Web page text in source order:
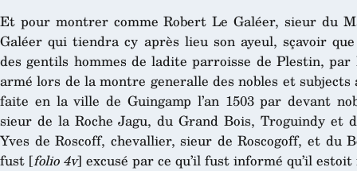
Et pour montrer comme Robert Le Galéer, sieur du
Galéer qui tiendra cy après lieu son ayeul, sçavoir
des gentils hommes de ladite parroisse de Plestin,
armé lors de la montre generalle des nobles et subjects
faite en la ville de Guingamp l’an 1503 par devant
sieur de la Roche Jagu, du Grand Bois, Troguindy et
Yves de Roscoff, chevallier, sieur de Roscogoff, et du
fust [folio 4v] excusé par ce qu’il fust informé qu’il estoit